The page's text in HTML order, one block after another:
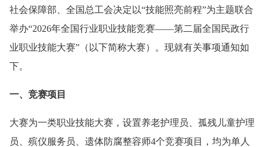
社会保障部、全国总工会决定以“技能照亮前程”为主题联合
举办“2026年全国行业职业技能竞赛——第二届全国民政行
业职业技能大赛”（以下简称大赛）。现就有关事项通知如
下。
一、竞赛项目
大赛为一类职业技能大赛，设置养老护理员、孤残儿童护理
员、殡仪服务员、遗体防腐整容师4个竞赛项目，均为单人